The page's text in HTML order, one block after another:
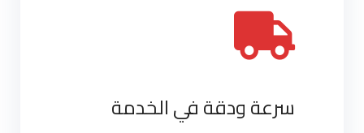
سرعة ودقة في الخدمة